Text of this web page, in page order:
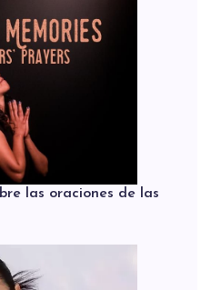
las oraciones de las